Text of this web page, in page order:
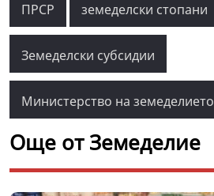
ПРСР земеделски стопани
Земеделски субсидии
Министерство на земеделието
Още от Земеделие